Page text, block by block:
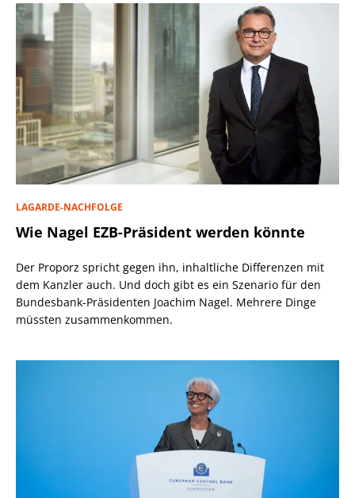
LAGARDE-NACHFOLGE
Wie Nagel EZB-Präsident werden könnte
Der Proporz spricht gegen ihn, inhaltliche Differenzen mit
dem Kanzler auch. Und doch gibt es ein Szenario für den
Bundesbank-Präsidenten Joachim Nagel. Mehrere Dinge
müssten zusammenkommen.